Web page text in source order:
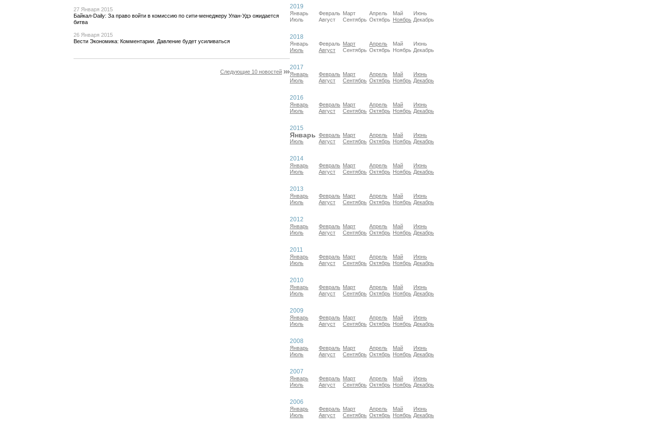
27 Января 2015
Байкал-Daily: За право войти в комиссию по сити-менеджеру Улан-Удэ ожидается
битва
26 Января 2015
Вести Экономика: Комментарии. Давление будет усиливаться
Следующие 10 новостей
2019
Январь Февраль Март Апрель Май
Июнь
Июль
Август Сентябрь Октябрь Ноябрь Декабрь
2018
Январь Февраль Март Апрель Май
Июнь
Июль
Август Сентябрь Октябрь Ноябрь Декабрь
2017
Январь Февраль Март Апрель Май
Июнь
Июль
Август Сентябрь Октябрь Ноябрь Декабрь
2016
Январь Февраль Март Апрель Май
Июнь
Июль
Август Сентябрь Октябрь Ноябрь Декабрь
2015
Январь Февраль Март Апрель Май
Июнь
Июль
Август Сентябрь Октябрь Ноябрь Декабрь
2014
Январь Февраль Март Апрель Май
Июнь
Июль
Август Сентябрь Октябрь Ноябрь Декабрь
2013
Январь Февраль Март Апрель Май
Июнь
Июль
Август Сентябрь Октябрь Ноябрь Декабрь
2012
Январь Февраль Март Апрель Май
Июнь
Июль
Август Сентябрь Октябрь Ноябрь Декабрь
2011
Январь Февраль Март Апрель Май
Июнь
Июль
Август Сентябрь Октябрь Ноябрь Декабрь
2010
Январь Февраль Март Апрель Май
Июнь
Июль
Август Сентябрь Октябрь Ноябрь Декабрь
2009
Январь Февраль Март Апрель Май
Июнь
Июль
Август Сентябрь Октябрь Ноябрь Декабрь
2008
Январь Февраль Март Апрель Май
Июнь
Июль
Август Сентябрь Октябрь Ноябрь Декабрь
2007
Январь Февраль Март Апрель Май
Июнь
Июль
Август Сентябрь Октябрь Ноябрь Декабрь
2006
Январь Февраль Март Апрель Май
Июнь
Июль
Август Сентябрь Октябрь Ноябрь Декабрь